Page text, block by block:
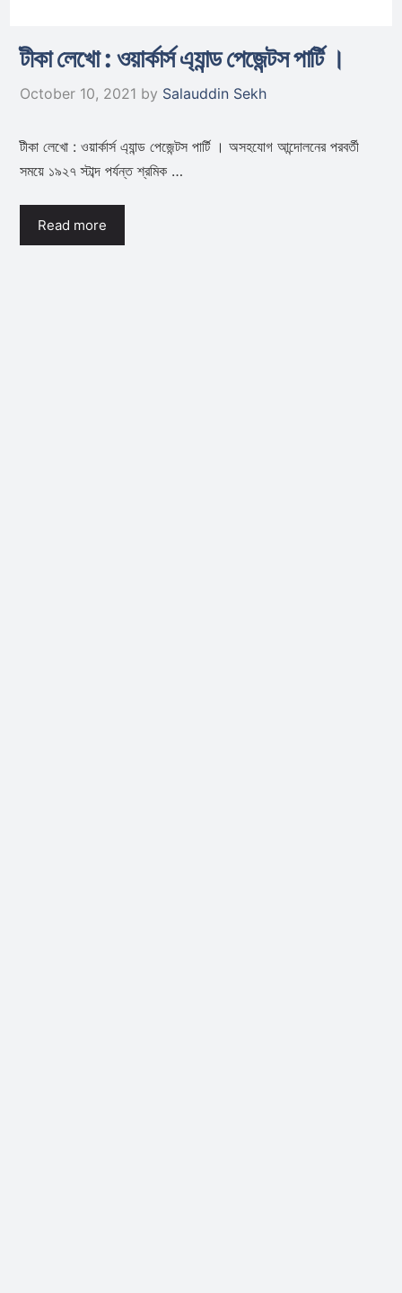
টীকা লেখো : ওয়ার্কার্স এ্যান্ড পেজেন্টস পার্টি ।
October 10, 2021 by Salauddin Sekh
টীকা লেখো : ওয়ার্কার্স এ্যান্ড পেজেন্টস পার্টি । অসহযোগ আন্দোলনের পরবর্তী
সময়ে ১৯২৭ স্টাব্দ পর্যন্ত শ্রমিক …
Read more